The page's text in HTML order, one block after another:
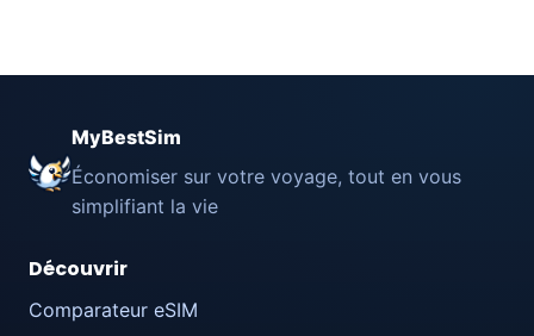
MyBestSim
Économiser sur votre voyage, tout en vous
simplifiant la vie
Découvrir
Comparateur eSIM